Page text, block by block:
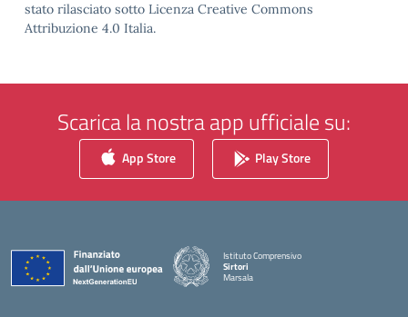
stato rilasciato sotto Licenza Creative Commons
Attribuzione 4.0 Italia.
Scarica la nostra app ufficiale su:
App Store Play Store
Istituto Comprensivo
Sirtori
Marsala